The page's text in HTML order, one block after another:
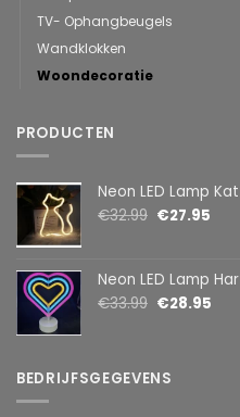
TV- Ophangbeugels
Wandklokken
Woondecoratie
PRODUCTEN
Neon LED Lamp Kat – Warm Wit – USB &
€32.99 €27.95
Neon LED Lamp Hart – Multicolor – USB &
€33.99 €28.95
BEDRIJFSGEGEVENS